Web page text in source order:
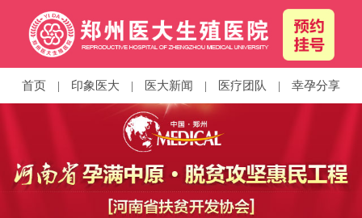
首页 | 印象医大 | 医大新闻 | 医疗团队 | 幸孕分享